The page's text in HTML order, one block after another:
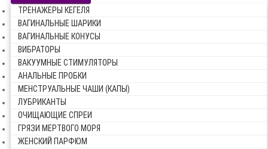
ТРЕНАЖЕРЫ КЕГЕЛЯ
ВАГИНАЛЬНЫЕ ШАРИКИ
ВАГИНАЛЬНЫЕ КОНУСЫ
ВИБРАТОРЫ
ВАКУУМНЫЕ СТИМУЛЯТОРЫ
АНАЛЬНЫЕ ПРОБКИ
МЕНСТРУАЛЬНЫЕ ЧАШИ (КАПЫ)
ЛУБРИКАНТЫ
ОЧИЩАЮЩИЕ СПРЕИ
ГРЯЗИ МЕРТВОГО МОРЯ
ЖЕНСКИЙ ПАРФЮМ